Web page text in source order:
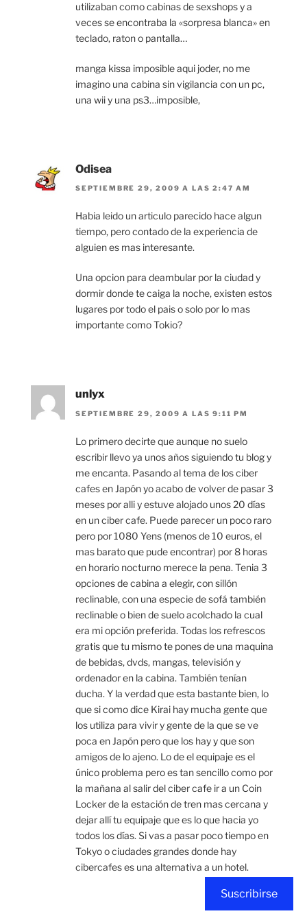
utilizaban como cabinas de sexshops y a
veces se encontraba la «sorpresa blanca» en
teclado, raton o pantalla…
manga kissa imposible aqui joder, no me
imagino una cabina sin vigilancia con un pc,
una wii y una ps3…imposible,
Odisea
SEPTIEMBRE 29, 2009 A LAS 2:47 AM
Habia leido un articulo parecido hace algun
tiempo, pero contado de la experiencia de
alguien es mas interesante.
Una opcion para deambular por la ciudad y
dormir donde te caiga la noche, existen estos
lugares por todo el pais o solo por lo mas
importante como Tokio?
unlyx
SEPTIEMBRE 29, 2009 A LAS 9:11 PM
Lo primero decirte que aunque no suelo
escribir llevo ya unos años siguiendo tu blog y
me encanta. Pasando al tema de los ciber
cafes en Japón yo acabo de volver de pasar 3
meses por alli y estuve alojado unos 20 días
en un ciber cafe. Puede parecer un poco raro
pero por 1080 Yens (menos de 10 euros, el
mas barato que pude encontrar) por 8 horas
en horario nocturno merece la pena. Tenia 3
opciones de cabina a elegir, con sillón
reclinable, con una especie de sofá también
reclinable o bien de suelo acolchado la cual
era mi opción preferida. Todas los refrescos
gratis que tu mismo te pones de una maquina
de bebidas, dvds, mangas, televisión y
ordenador en la cabina. También tenían
ducha. Y la verdad que esta bastante bien, lo
que si como dice Kirai hay mucha gente que
los utiliza para vivir y gente de la que se ve
poca en Japón pero que los hay y que son
amigos de lo ajeno. Lo de el equipaje es el
único problema pero es tan sencillo como por
la mañana al salir del ciber cafe ir a un Coin
Locker de la estación de tren mas cercana y
dejar allí tu equipaje que es lo que hacia yo
todos los días. Si vas a pasar poco tiempo en
Tokyo o ciudades grandes donde hay
cibercafes es una alternativa a un hotel.
Suscribirse